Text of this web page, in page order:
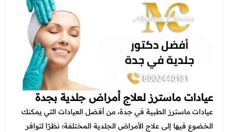
عيادات ماسترز لعلاج أمراض جلدية بجدة
عيادات ماسترز الطبية في جدة، من أفضل العيادات التي يمكنك
الخضوع فيها إلى علاج الأمراض الجلدية المختلفة؛ نظرًا لتوافر